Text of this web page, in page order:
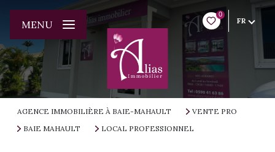
0
FR
MENU
AGENCE IMMOBILIÈRE À BAIE-MAHAULT
VENTE PRO
BAIE MAHAULT
LOCAL PROFESSIONNEL